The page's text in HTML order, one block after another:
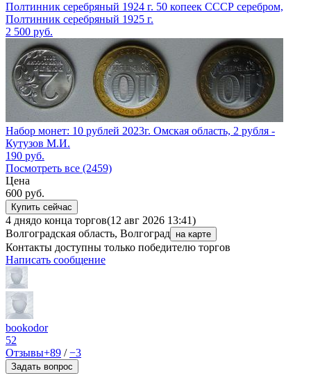
Полтинник серебряный 1924 г. 50 копеек СССР серебром,
Полтинник серебряный 1925 г.
2 500 руб.
Набор монет: 10 рублей 2023г. Омская область, 2 рубля -
Кутузов М.И.
190 руб.
Посмотреть все (2459)
Цена
600 руб.
Купить сейчас
4 днядо конца торгов(12 авг 2026 13:41)
Волгоградская область, Волгоград на карте
Контакты доступны только победителю торгов
Написать сообщение
bookodor
52
Отзывы+89 /−3
Задать вопрос